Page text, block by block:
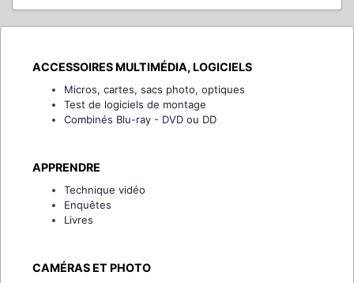
ACCESSOIRES MULTIMÉDIA, LOGICIELS
Micros, cartes, sacs photo, optiques
Test de logiciels de montage
Combinés Blu-ray - DVD ou DD
APPRENDRE
Technique vidéo
Enquêtes
Livres
CAMÉRAS ET PHOTO